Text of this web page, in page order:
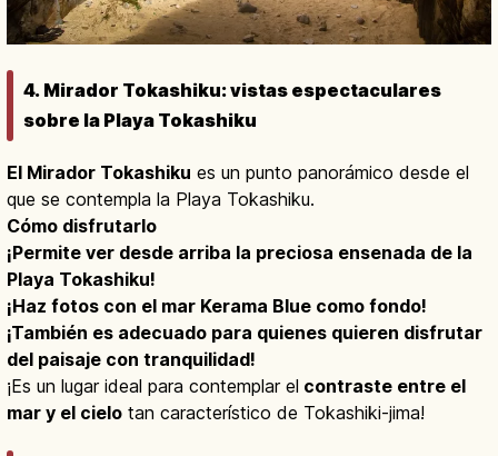
4. Mirador Tokashiku: vistas espectaculares
sobre la Playa Tokashiku
El Mirador Tokashiku es un punto panorámico desde el
que se contempla la Playa Tokashiku.
Cómo disfrutarlo
¡Permite ver desde arriba la preciosa ensenada de la
Playa Tokashiku!
¡Haz fotos con el mar Kerama Blue como fondo!
¡También es adecuado para quienes quieren disfrutar
del paisaje con tranquilidad!
¡Es un lugar ideal para contemplar el contraste entre el
mar y el cielo tan característico de Tokashiki-jima!